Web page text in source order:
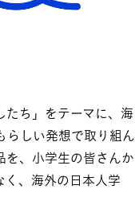
たち」をテーマに、海
らしい発想で取り組ん
を、小学生の皆さんか
く、海外の日本人学